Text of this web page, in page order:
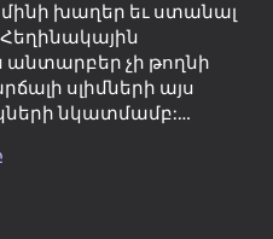
մինի խաղեր եւ ստանալ
անտարբեր չի թողնի
սլիմների այս
նկատմամբ:
Paymon!